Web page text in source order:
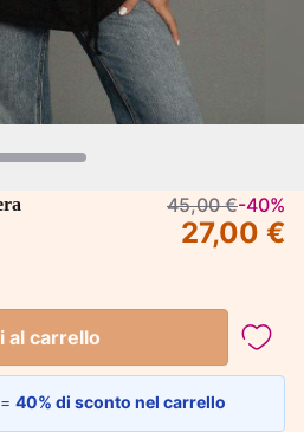
45,00 €-40%
27,00 €
al carrello
40% di sconto nel carrello